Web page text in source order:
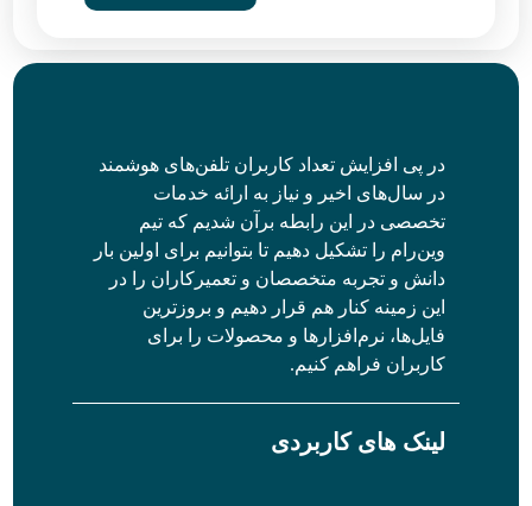
در پی افزایش تعداد کاربران تلفن‌های هوشمند
در سال‌های اخیر و نیاز به ارائه خدمات
تخصصی در این رابطه برآن شدیم که تیم
وین‌رام را تشکیل دهیم تا بتوانیم برای اولین بار
دانش و تجربه متخصصان و تعمیرکاران را در
این زمینه کنار هم قرار دهیم و بروزترین
فایل‌ها، نرم‌افزارها و محصولات را برای
کاربران فراهم کنیم.
لینک های کاربردی